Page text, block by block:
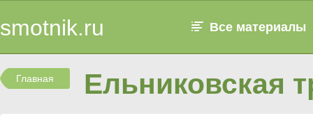
smotnik.ru Все материалы
Главная Ельниковская